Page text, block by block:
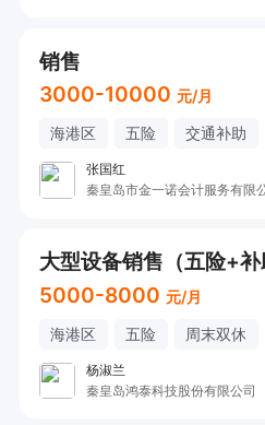
销售
3000-10000 元/月
海港区 五险 交通补助
张国红
秦皇岛市金一诺会计服务有限
大型设备销售（五险+补
5000-8000 元/月
海港区 五险 周末双休
杨淑兰
秦皇岛鸿泰科技股份有限公司